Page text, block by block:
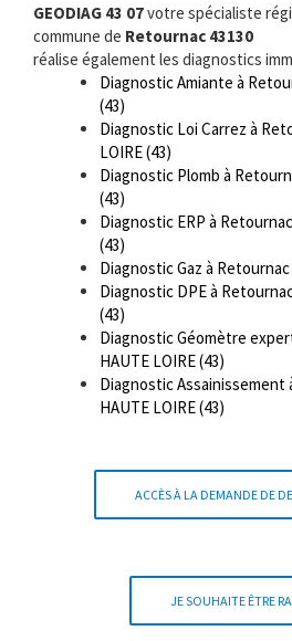
GEODIAG 43 07votre spécialiste
commune de Retournac 43130
réalise également les diagnostics
Diagnostic Amiante à
(43)
Diagnostic Loi Carrez à
LOIRE (43)
Diagnostic Plomb à
(43)
Diagnostic ERP à
(43)
Diagnostic Gaz à Retournac
Diagnostic DPE à
(43)
Diagnostic Géomètre
HAUTE LOIRE (43)
Diagnostic Assainissement
HAUTE LOIRE (43)
ACCÈS À LA DEMANDE DE
JE SOUHAITE ÊTRE